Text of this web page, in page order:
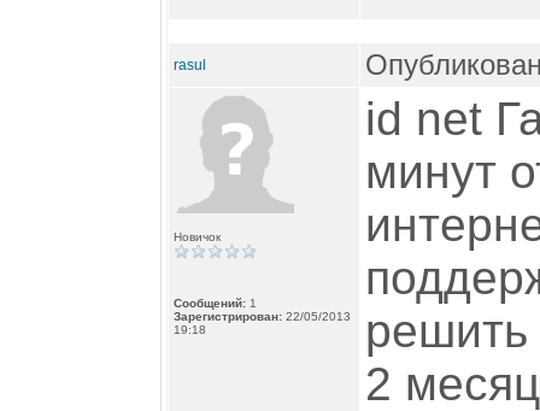
rasul
Новичок
Сообщений: 1
Зарегистрирован: 22/05/2013
19:18
id net
минут
2